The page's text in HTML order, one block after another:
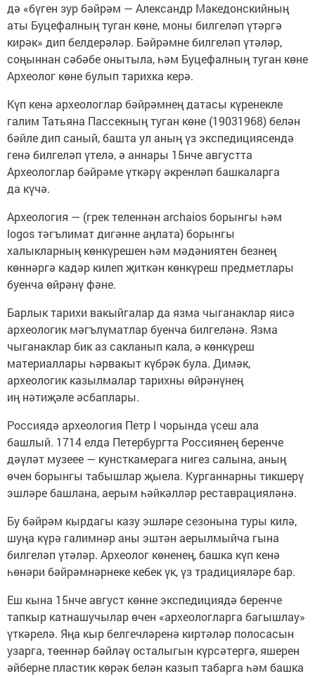
дә «бүген зур бәйрәм — Александр Македонскийның
аты Буцефалның туган көне, моны билгеләп үтәргә
кирәк» дип белдерәләр. Бәйрәмне билгеләп үтәләр,
соңыннан сәбәбе онытыла, һәм Буцефалның туган көне
Археолог көне булып тарихка керә.
Күп кенә археологлар бәйрәмнең датасы күренекле
галим Татьяна Пассекның туган көне (19031968) белән
бәйле дип саный, башта ул аның үз экспедициясендә
генә билгеләп үтелә, ә аннары 15нче августта
Археологлар бәйрәме үткәрү әкренләп башкаларга
да күчә.
Археология — (грек теленнән archaios борынгы һәм
logos тәгълимат дигәнне аңлата) борынгы
халыкларның көнкүрешен һәм мәдәниятен безнең
көннәргә кадәр килеп җиткән көнкүреш предметлары
буенча өйрәнү фәне.
Барлык тарихи вакыйгалар да язма чыганаклар яисә
археологик мәгълүматлар буенча билгеләнә. Язма
чыганаклар бик аз сакланып кала, ә көнкүреш
материаллары һәрвакыт күбрәк була. Димәк,
археологик казылмалар тарихны өйрәнүнең
иң нәтиҗәле әсбаплары.
Россиядә археология Петр I чорында үсеш ала
башлый. 1714 елда Петербургта Россиянең беренче
дәүләт музеее — кунсткамерага нигез салына, аның
өчен борынгы табышлар җыела. Курганнарны тикшерү
эшләре башлана, аерым һәйкәлләр реставрацияләнә.
Бу бәйрәм кырдагы казу эшләре сезонына туры килә,
шуңа күрә галимнәр аны эштән аерылмыйча гына
билгеләп үтәләр. Археолог көненең, башка күп кенә
һөнәри бәйрәмнәрнеке кебек үк, үз традицияләре бар.
Еш кына 15нче август көнне экспедициядә беренче
тапкыр катнашучылар өчен «археологларга багышлау»
үткәрелә. Яңа кыр белгечләренә киртәләр полосасын
узарга, төеннәр бәйләү осталыгын күрсәтергә, яшерен
әйберне пластик көрәк белән казып табарга һәм башка